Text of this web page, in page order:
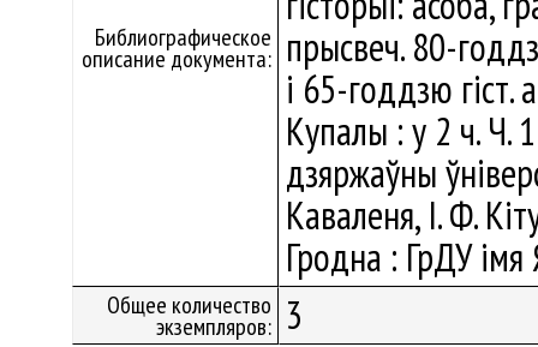
Библиографическое
описание документа: прысвеч. 80-
і 65-годдзю гіст.
Купалы : у 2 ч. Ч.
дзяржаўны
Каваленя, І. Ф.
Гродна : ГрДУ
Общее количество
экземпляров: 3